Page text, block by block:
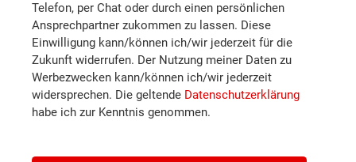
Wiener Neustadt (Land)
Wiener Neustadt (Stadt)
Waidhofen an der Thaya
Telefon, per Chat oder durch einen persönlichen
Ansprechpartner zukommen zu lassen. Diese
Einwilligung kann/können ich/wir jederzeit für die
Zukunft widerrufen. Der Nutzung meiner Daten zu
Werbezwecken kann/können ich/wir jederzeit
widersprechen. Die geltende Datenschutzerklärung
habe ich zur Kenntnis genommen.